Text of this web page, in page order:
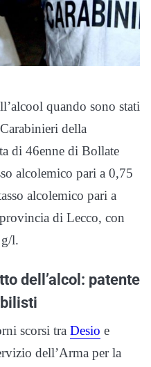
quando sono stati
della
di 46enne di Bollate
alcolemico pari a 0,75
alcolemico pari a
di Lecco, con
l.
dell’alcol: patente
scorsi tra Desio e
dell’Arma per la